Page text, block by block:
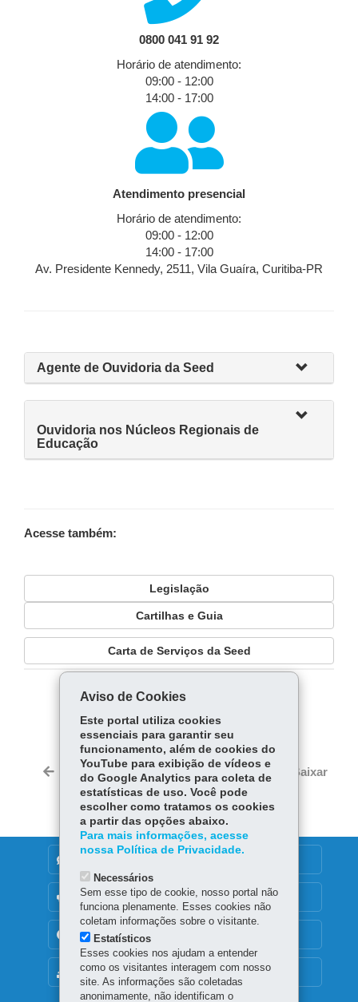
0800 041 91 92
Horário de atendimento:
09:00 - 12:00
14:00 - 17:00
Atendimento presencial
Horário de atendimento:
09:00 - 12:00
14:00 - 17:00
Av. Presidente Kennedy, 2511, Vila Guaíra, Curitiba-PR
Agente de Ouvidoria da Seed
Ouvidoria nos Núcleos Regionais de
Educação
Acesse também:
Legislação
Cartilhas e Guia
Carta de Serviços da Seed
COMPARTILHE:
ce
bo
ok
Tw
itt
er
ha
ts
Ap
p
Voltar Início Imprimir Baixar
MAPA DO SITE
OUVIDORIA
TRANSPARÊNCIA INSTITUCIONAL
Aviso de Cookies
Este portal utiliza cookies
essenciais para garantir seu
funcionamento, além de cookies do
YouTube para exibição de vídeos e
do Google Analytics para coleta de
estatísticas de uso. Você pode
escolher como tratamos os cookies
a partir das opções abaixo.
Para mais informações, acesse
nossa Política de Privacidade.
Necessários
Sem esse tipo de cookie, nosso portal não
funciona plenamente. Esses cookies não
coletam informações sobre o visitante.
Estatísticos
Esses cookies nos ajudam a entender
como os visitantes interagem com nosso
site. As informações são coletadas
anonimamente, não identificam o